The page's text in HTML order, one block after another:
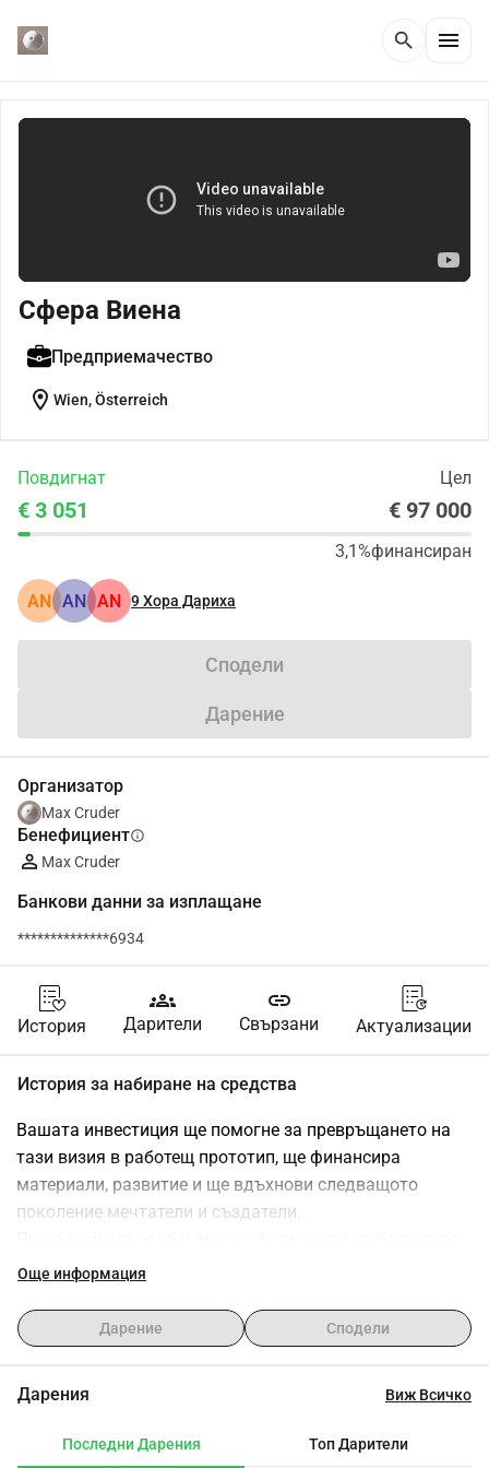
search menu
Сфера Виена
Предприемачество
location_on Wien, Österreich
Повдигнат Цел
€ 3 051 € 97 000
3,1%финансиран
AN AN AN 9Хора Дариха
Сподели
Дарение
Организатор
Max Cruder
Бенефициентinfo
Max Cruder
Банкови данни за изплащане
**************6934
История
groups
Дарители
link
Свързани Актуализации
История за набиране на средства
Вашата инвестиция ще помогне за превръщането на
тази визия в работещ прототип, ще финансира
материали, развитие и ще вдъхнови следващото
поколение мечтатели и създатели.
сфера по сфера. Всяка вноска има значение.
намерите на https://www.thesphere.at/en/ueber-mich/
Ще получите отстъпка в зависимост от диапазона на
Отстъпката важи за всички продукти за цялото ви
Още информация
Дарение Сподели
Дарения Виж Всичко
Последни Дарения Топ Дарители